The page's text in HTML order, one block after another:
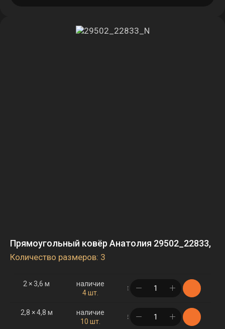
Прямоугольный ковёр Анатолия 29502_22833,
Количество размеров: 3
2 × 3,6 м
наличие
4 шт.
в корзине
2,8 × 4,8 м
наличие
10 шт.
в корзине